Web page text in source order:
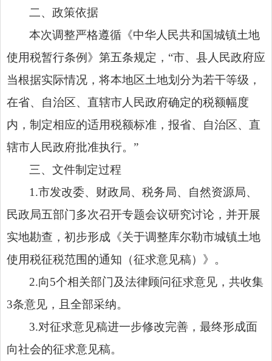
二、政策依据
本次调整严格遵循《中华人民共和国城镇土地
使用税暂行条例》第五条规定，“市、县人民政府应
当根据实际情况，将本地区土地划分为若干等级，
在省、自治区、直辖市人民政府确定的税额幅度
内，制定相应的适用税额标准，报省、自治区、直
辖市人民政府批准执行。”
三、文件制定过程
1.市发改委、财政局、税务局、自然资源局、
民政局五部门多次召开专题会议研究讨论，并开展
实地勘查，初步形成《关于调整库尔勒市城镇土地
使用税征税范围的通知（征求意见稿）》。
2.向5个相关部门及法律顾问征求意见，共收集
3条意见，且全部采纳。
3.对征求意见稿进一步修改完善，最终形成面
向社会的征求意见稿。